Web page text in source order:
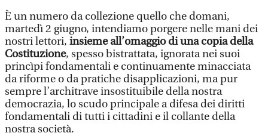
È un numero da collezione quello che domani,
martedì 2 giugno, intendiamo porgere nelle mani dei
nostri lettori, insieme all’omaggio di una copia della
Costituzione, spesso bistrattata, ignorata nei suoi
princìpi fondamentali e continuamente minacciata
da riforme o da pratiche disapplicazioni, ma pur
sempre l’architrave insostituibile della nostra
democrazia, lo scudo principale a difesa dei diritti
fondamentali di tutti i cittadini e il collante della
nostra società.